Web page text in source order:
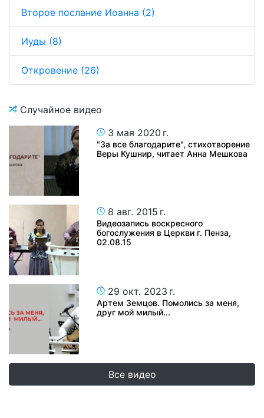
Второе послание Иоанна (2)
Иуды (8)
Откровение (26)
Случайное видео
3 мая 2020 г.
"За все благодарите", стихотворение
Веры Кушнир, читает Анна Мешкова
8 авг. 2015 г.
Видеозапись воскресного
богослужения в Церкви г. Пенза,
02.08.15
29 окт. 2023 г.
Артем Земцов. Помолись за меня,
друг мой милый...
Все видео